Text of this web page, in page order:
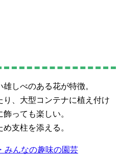
しべのある花が特徴。
、大型コンテナに植え付け
っても楽しい。
支柱を添える。
みんなの趣味の園芸